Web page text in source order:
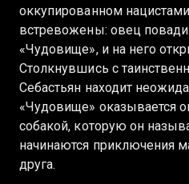
оккупированном
встревожены: овец
«Чудовище», и на него
Столкнувшись с
Себастьян находит
«Чудовище» оказывается
собакой, которую он
начинаются приключения
друга.